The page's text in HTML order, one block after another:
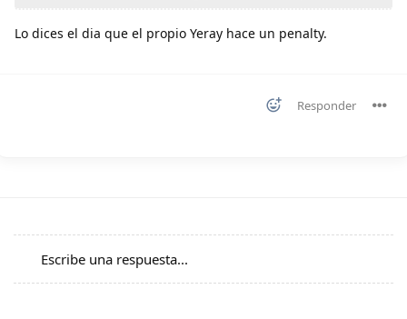
Lo dices el dia que el propio Yeray hace un penalty.
Responder
Escribe una respuesta...